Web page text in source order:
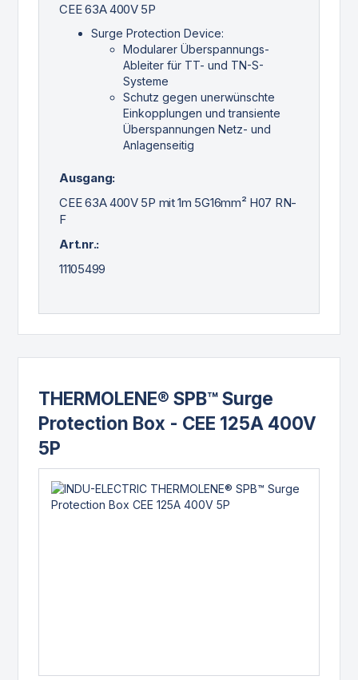
CEE 63A 400V 5P
Surge Protection Device:
Modularer Überspannungs-
Ableiter für TT- und TN-S-
Systeme
Schutz gegen unerwünschte
Einkopplungen und transiente
Überspannungen Netz- und
Anlagenseitig
Ausgang:
CEE 63A 400V 5P mit 1m 5G16mm² H07 RN-
F
Art.nr.:
11105499
THERMOLENE® SPB™ Surge
Protection Box - CEE 125A 400V
5P